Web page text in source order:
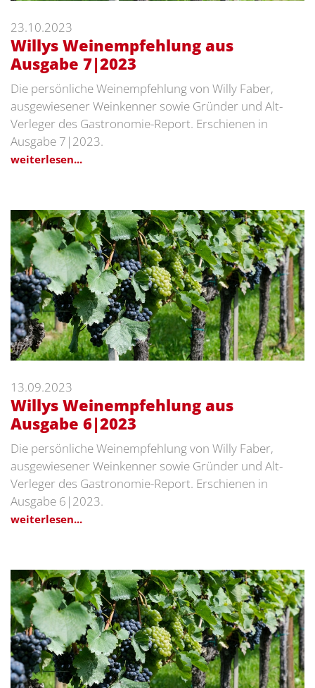
23.10.2023
Willys Weinempfehlung aus
Ausgabe 7|2023
Die persönliche Weinempfehlung von Willy Faber,
ausgewiesener Weinkenner sowie Gründer und Alt-
Verleger des Gastronomie-Report. Erschienen in
Ausgabe 7|2023.
weiterlesen...
13.09.2023
Willys Weinempfehlung aus
Ausgabe 6|2023
Die persönliche Weinempfehlung von Willy Faber,
ausgewiesener Weinkenner sowie Gründer und Alt-
Verleger des Gastronomie-Report. Erschienen in
Ausgabe 6|2023.
weiterlesen...